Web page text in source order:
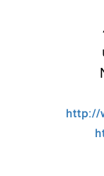
http://